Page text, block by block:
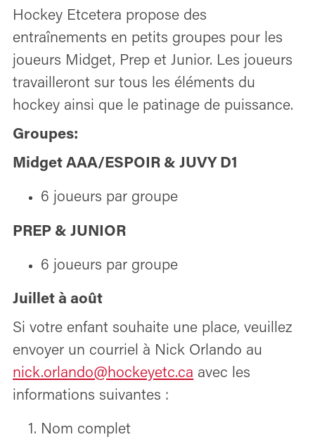
Hockey Etcetera propose des
entraînements en petits groupes pour les
joueurs Midget, Prep et Junior. Les joueurs
travailleront sur tous les éléments du
hockey ainsi que le patinage de puissance.
Groupes:
Midget AAA/ESPOIR & JUVY D1
6 joueurs par groupe
PREP & JUNIOR
6 joueurs par groupe
Juillet à août
Si votre enfant souhaite une place, veuillez
envoyer un courriel à Nick Orlando au
nick.orlando@hockeyetc.ca avec les
informations suivantes :
Nom complet